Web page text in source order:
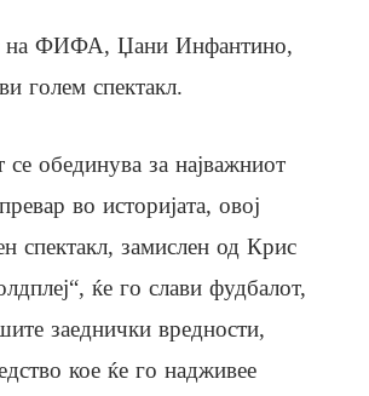
на ФИФА, Џани Инфантино,
голем спектакл.
се обединува за најважниот
во историјата, овој
спектакл, замислен од Крис
ќе го слави фудбалот,
заеднички вредности,
кое ќе го надживее